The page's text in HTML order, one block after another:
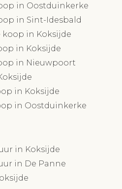
in Oostduinkerke
in Sint-Idesbald
in Koksijde
in Koksijde
in Nieuwpoort
in Koksijde
in Oostduinkerke
in Koksijde
in De Panne